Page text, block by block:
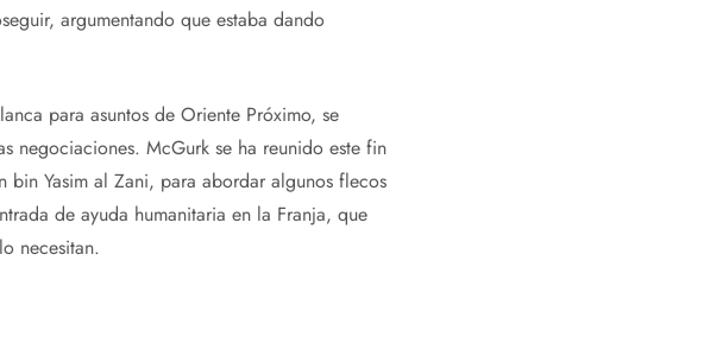
argumentando que estaba dando
para asuntos de Oriente Próximo, se
negociaciones. McGurk se ha reunido este fin
Yasim al Zani, para abordar algunos flecos
de ayuda humanitaria en la Franja, que
necesitan.